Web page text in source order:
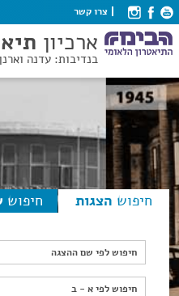
צרו קשר
ארכיון
בנדיבות: עדנה
חיפוש הצגות חיפוש
חיפוש לפי שם ההצגה
חיפוש לפי א - ב
חיפוש לפי א - ב